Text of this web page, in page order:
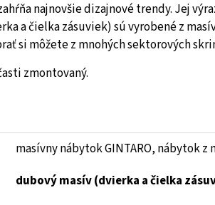
najnovšie dizajnové trendy. Jej
a čielka zásuviek) sú vyrobené z
si môžete z mnohých sektorových
zmontovaný.
masívny nábytok GINTARO, nábytok z
dubový masív (dvierka a čielka